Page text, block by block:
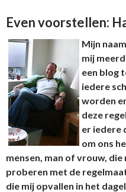
Even voorstellen:
Mijn
mij
een blog
iedere
worden
deze
er iedere
om ons
mensen, man of vrouw,
proberen met de
die mij opvallen in het